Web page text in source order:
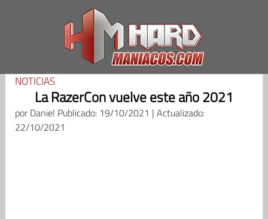
NOTICIAS
La RazerCon vuelve este año 2021
porDaniel Publicado: 19/10/2021 | Actualizado:
22/10/2021